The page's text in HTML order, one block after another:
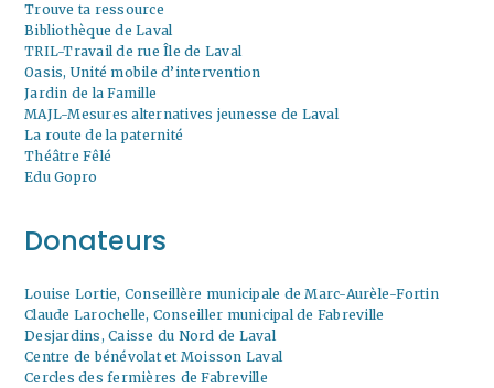
Trouve ta ressource
Bibliothèque de Laval
TRIL-Travail de rue Île de Laval
Oasis, Unité mobile d’intervention
Jardin de la Famille
MAJL-Mesures alternatives jeunesse de Laval
La route de la paternité
Théâtre Fêlé
Edu Gopro
Donateurs
Louise Lortie, Conseillère municipale de Marc-Aurèle-Fortin
Claude Larochelle, Conseiller municipal de Fabreville
Desjardins, Caisse du Nord de Laval
Centre de bénévolat et Moisson Laval
Cercles des fermières de Fabreville